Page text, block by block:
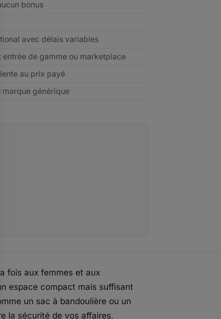
bonus
avec délais variables
entrée de gamme ou marketplace
au prix payé
marque générique
fois aux femmes et aux
espace compact mais suffisant
un sac à bandoulière ou un
la sécurité de vos affaires,